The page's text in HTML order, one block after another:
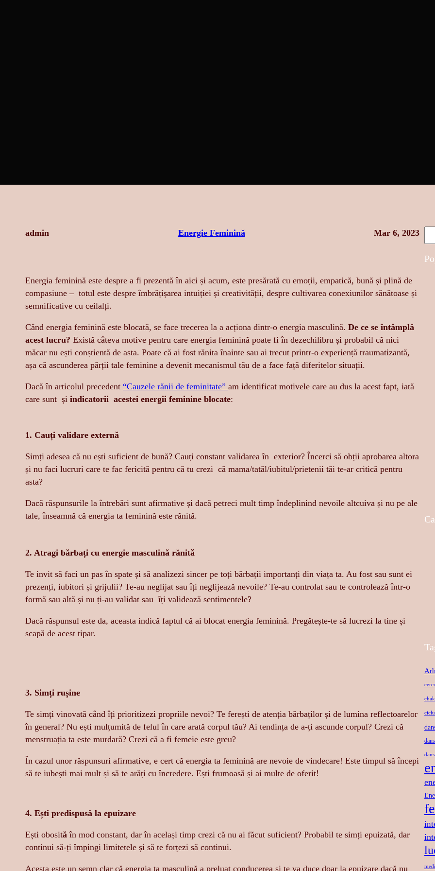
admin Energie Feminină Mar 6, 2023
Energia feminină este despre a fi prezentă în aici și acum, este presărată cu emoții, empatică, bună și plină de
compasiune – totul este despre îmbrățișarea intuiției și creativității, despre cultivarea conexiunilor sănătoase și
semnificative cu ceilalți.
Când energia feminină este blocată, se face trecerea la a acționa dintr-o energia masculină. De ce se întâmplă
acest lucru? Există câteva motive pentru care energia feminină poate fi în dezechilibru și probabil că nici
măcar nu ești conștientă de asta. Poate că ai fost rănita înainte sau ai trecut printr-o experiență traumatizantă,
așa că ascunderea părții tale feminine a devenit mecanismul tău de a face față diferitelor situații.
Dacă în articolul precedent “Cauzele rănii de feminitate” am identificat motivele care au dus la acest fapt, iată
care sunt și indicatorii acestei energii feminine blocate:
1. Cauți validare externă
Simți adesea că nu ești suficient de bună? Cauți constant validarea în exterior? Încerci să obții aprobarea altora
și nu faci lucruri care te fac fericită pentru că tu crezi că mama/tatăl/iubitul/prietenii tăi te-ar critică pentru
asta?
Dacă răspunsurile la întrebări sunt afirmative și dacă petreci mult timp îndeplinind nevoile altcuiva și nu pe ale
tale, înseamnă că energia ta feminină este rănită.
2. Atragi bărbați cu energie masculină rănită
Te invit să faci un pas în spate și să analizezi sincer pe toți bărbații importanți din viața ta. Au fost sau sunt ei
prezenți, iubitori și grijulii? Te-au neglijat sau îți neglijează nevoile? Te-au controlat sau te controlează într-o
formă sau altă și nu ți-au validat sau îți validează sentimentele?
Dacă răspunsul este da, aceasta indică faptul că ai blocat energia feminină. Pregătește-te să lucrezi la tine și
scapă de acest tipar.
3. Simți rușine
Te simți vinovată când îți prioritizezi propriile nevoi? Te ferești de atenția bărbaților și de lumina reflectoarelor
în general? Nu ești mulțumită de felul în care arată corpul tău? Ai tendința de a-ți ascunde corpul? Crezi că
menstruația ta este murdară? Crezi că a fi femeie este greu?
În cazul unor răspunsuri afirmative, e cert că energia ta feminină are nevoie de vindecare! Este timpul să începi
să te iubești mai mult și să te arăți cu încredere. Ești frumoasă și ai multe de oferit!
4. Ești predispusă la epuizare
Ești obosită în mod constant, dar în același timp crezi că nu ai făcut suficient? Probabil te simți epuizată, dar
continui să-ți împingi limitetele și să te forțezi să continui.
Acesta este un semn clar că energia ta masculină a preluat conducerea și te va duce doar la epuizare dacă nu
e
a